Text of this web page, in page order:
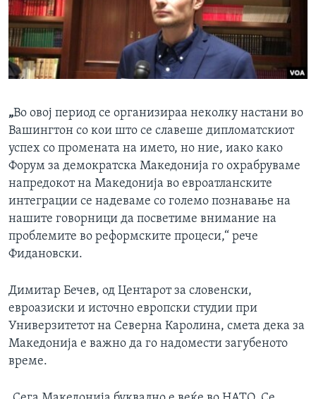
„Во овој период се организираа неколку настани во
Вашингтон со кои што се славеше дипломатскиот
успех со промената на името, но ние, иако како
Форум за демократска Македонија го охрабруваме
напредокот на Македонија во евроатланските
интеграции се надеваме со големо познавање на
нашите говорници да посветиме внимание на
проблемите во реформските процеси,“ рече
Фидановски.
Димитар Бечев, од Центарот за словенски,
евроазиски и источно европски студии при
Универзитетот на Северна Каролина, смета дека за
Македонија е важно да го надомести загубеното
време.